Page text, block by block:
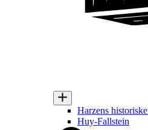
Harzens
Huy-Fallstein